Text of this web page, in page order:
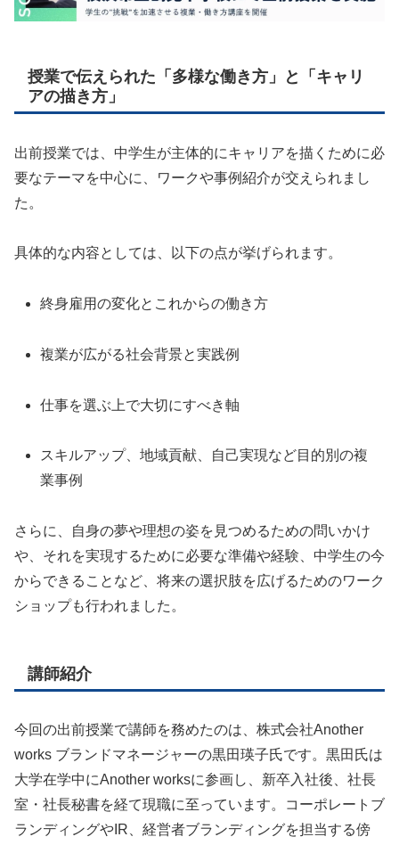
授業で伝えられた「多様な働き方」と「キャリ
アの描き方」
出前授業では、中学生が主体的にキャリアを描くために必
要なテーマを中心に、ワークや事例紹介が交えられまし
た。
具体的な内容としては、以下の点が挙げられます。
終身雇用の変化とこれからの働き方
複業が広がる社会背景と実践例
仕事を選ぶ上で大切にすべき軸
スキルアップ、地域貢献、自己実現など目的別の複
業事例
さらに、自身の夢や理想の姿を見つめるための問いかけ
や、それを実現するために必要な準備や経験、中学生の今
からできることなど、将来の選択肢を広げるためのワーク
ショップも行われました。
講師紹介
今回の出前授業で講師を務めたのは、株式会社Another
works ブランドマネージャーの黒田瑛子氏です。黒田氏は
大学在学中にAnother worksに参画し、新卒入社後、社長
室・社長秘書を経て現職に至っています。コーポレートブ
ランディングやIR、経営者ブランディングを担当する傍